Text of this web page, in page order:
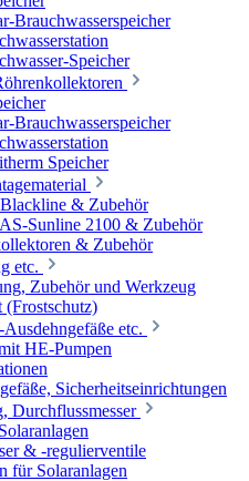
Brauchwasserspeicher
Speicher
Brauchwasserspeicher
Speicher
& Zubehör
Sunline 2100 & Zubehör
& Zubehör
etc.
Zubehör und Werkzeug
(Frostschutz)
etc.
HE-Pumpen
Sicherheitseinrichtungen
Durchflussmesser
& -regulierventile
für Solaranlagen